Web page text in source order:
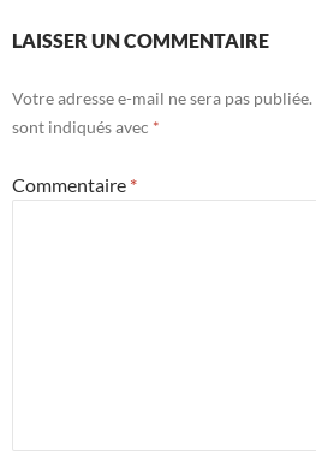
LAISSER UN COMMENTAIRE
Votre adresse e-mail ne sera pas publiée.
sont indiqués avec *
Commentaire *